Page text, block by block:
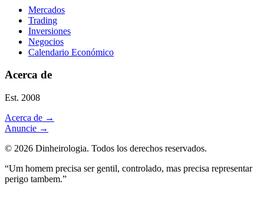
Mercados
Trading
Inversiones
Negocios
Calendario Económico
Acerca de
Est. 2008
Acerca de →
Anuncie →
© 2026 Dinheirologia. Todos los derechos reservados.
“Um homem precisa ser gentil, controlado, mas precisa representar
perigo tambem.”